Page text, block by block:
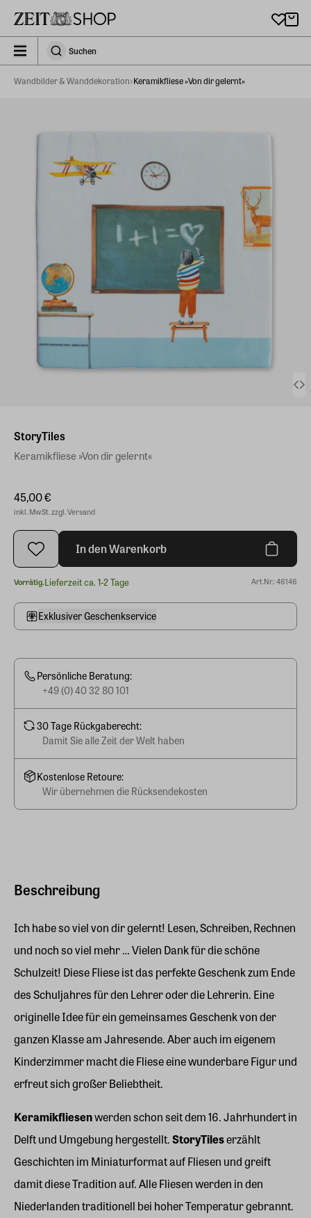
zeit_storefront.components.search.collapsed
SuchenSuchen
Wandbilder & Wanddekoration Keramikfliese »Von dir gelernt«
Beschreibung
Ich habe so viel von dir gelernt! Lesen, Schreiben, Rechnen
und noch so viel mehr … Vielen Dank für die schöne
Schulzeit! Diese Fliese ist das perfekte Geschenk zum Ende
des Schuljahres für den Lehrer oder die Lehrerin. Eine
originelle Idee für ein gemeinsames Geschenk von der
ganzen Klasse am Jahresende. Aber auch im eigenem
Kinderzimmer macht die Fliese eine wunderbare Figur und
erfreut sich großer Beliebtheit.
Keramikfliesenwerden schon seit dem 16. Jahrhundert in
Delft und Umgebung hergestellt.StoryTileserzählt
Geschichten im Miniaturformat auf Fliesen und greift
damit diese Tradition auf. Alle Fliesen werden in den
Niederlanden traditionell bei hoher Temperatur gebrannt.
StoryTiles
Keramikfliese »Von dir gelernt«
45,00 €
inkl. MwSt. zzgl. Versand
In den Warenkorb
Vorrätig.Lieferzeit ca. 1-2 Tage Art.Nr.: 46146
Exklusiver Geschenkservice
Persönliche Beratung:
+49 (0) 40 32 80 101
30 Tage Rückgaberecht:
Damit Sie alle Zeit der Welt haben
Kostenlose Retoure:
Wir übernehmen die Rücksendekosten